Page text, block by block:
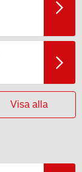
Visa alla